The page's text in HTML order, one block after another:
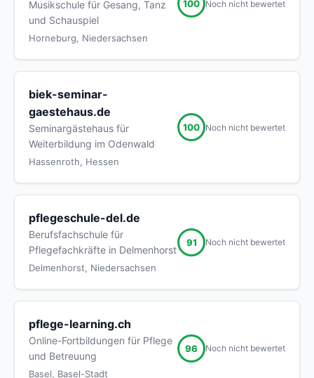
Musikschule für Gesang, Tanz
und Schauspiel
Horneburg, Niedersachsen
100 Noch nicht bewertet
biek-seminar-
gaestehaus.de
Seminargästehaus für
Weiterbildung im Odenwald
Hassenroth, Hessen
100 Noch nicht bewertet
pflegeschule-del.de
Berufsfachschule für
Pflegefachkräfte in Delmenhorst
Delmenhorst, Niedersachsen
91 Noch nicht bewertet
pflege-learning.ch
Online-Fortbildungen für Pflege
und Betreuung
Basel, Basel-Stadt
96 Noch nicht bewertet